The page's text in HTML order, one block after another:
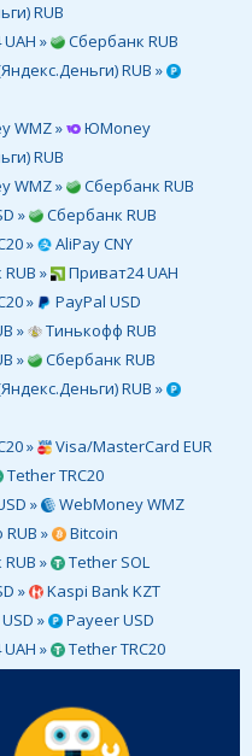
RUB
»
Сбербанк RUB
RUB »
WMZ »
ЮMoney
RUB
WMZ »
Сбербанк RUB
»
Сбербанк RUB
»
AliPay CNY
»
Приват24 UAH
»
PayPal USD
»
Тинькофф RUB
»
Сбербанк RUB
RUB »
»
Visa/MasterCard EUR
Tether TRC20
»
WebMoney WMZ
»
Bitcoin
»
Tether SOL
»
Kaspi Bank KZT
»
Payeer USD
»
Tether TRC20